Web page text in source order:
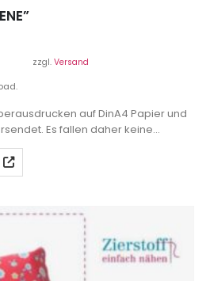
zzgl. Versand
auf DinA4 Papier und
Es fallen daher keine